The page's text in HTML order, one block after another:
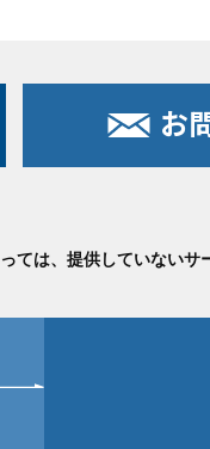
お
ては、提供していないサ